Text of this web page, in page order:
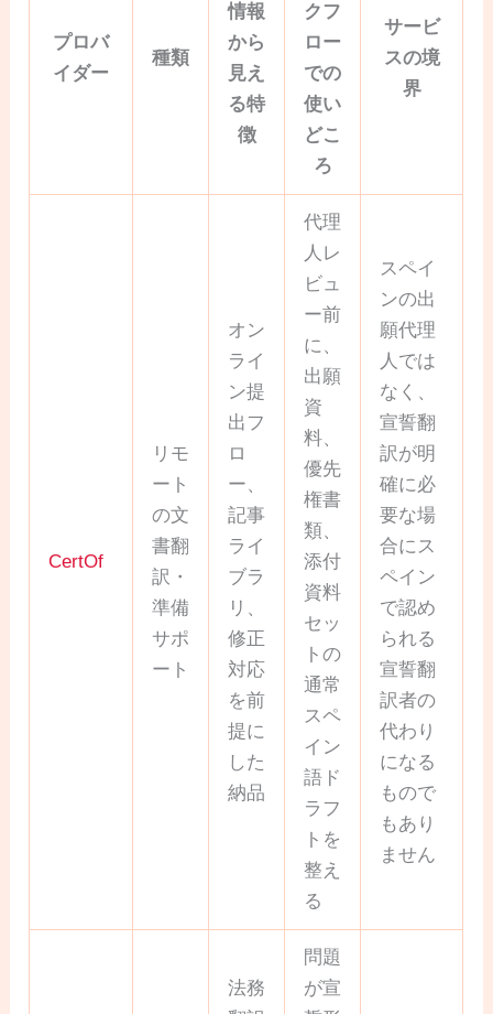
プロバ
イダー
種類
情報
から
見え
る特
徴
クフ
ロー
での
使い
どこ
ろ
サービ
スの境
界
CertOf
リモ
ート
の文
書翻
訳・
準備
サポ
ート
オン
ライ
ン提
出フ
ロ
ー、
記事
ライ
ブラ
リ、
修正
対応
を前
提に
した
納品
代理
人レ
ビュ
ー前
に、
出願
資
料、
優先
権書
類、
添付
資料
セッ
トの
通常
スペ
イン
語ド
ラフ
トを
整え
る
スペイ
ンの出
願代理
人では
なく、
宣誓翻
訳が明
確に必
要な場
合にス
ペイン
で認め
られる
宣誓翻
訳者の
代わり
になる
もので
もあり
ません
法務
問題
が宣